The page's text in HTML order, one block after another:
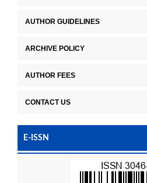
AUTHOR GUIDELINES
ARCHIVE POLICY
AUTHOR FEES
CONTACT US
E-ISSN